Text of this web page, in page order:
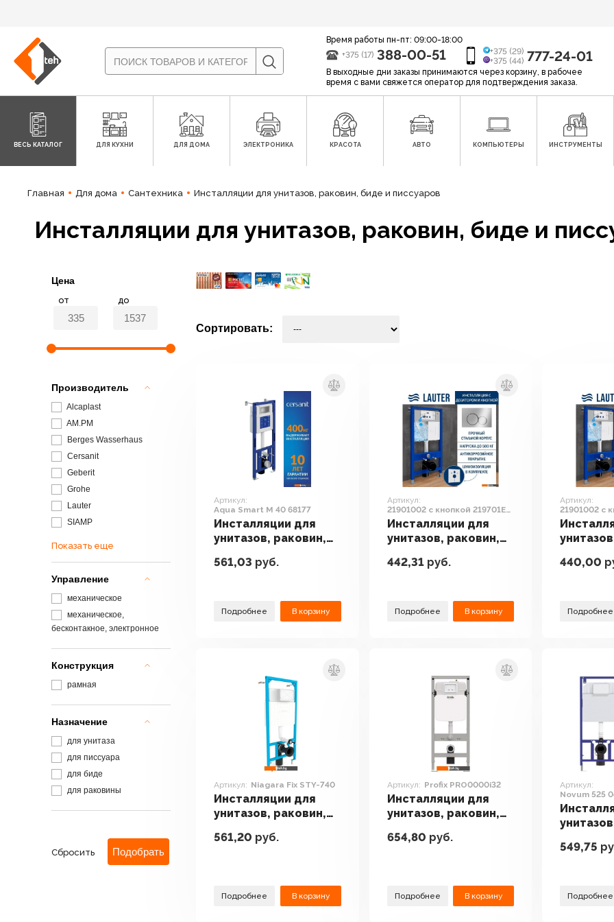
Время работы пн-пт: 09:00-18:00
+375 (17) 388-00-51
+375 (29)
+375 (44) 777-24-01
В выходные дни заказы принимаются через корзину, в рабочее
время с вами свяжется оператор для подтверждения заказа.
ВЕСЬ КАТАЛОГ ДЛЯ КУХНИ ДЛЯ ДОМА ЭЛЕКТРОНИКА КРАСОТА АВТО КОМПЬЮТЕРЫ ИНСТРУМЕНТЫ
Главная Для дома Сантехника Инсталляции для унитазов, раковин, биде и писсуаров
Инсталляции для унитазов, раковин, биде и
Цена
от до
Производитель
Alcaplast
AM.PM
Berges Wasserhaus
Cersanit
Geberit
Grohe
Lauter
SIAMP
Показать еще
Управление
механическое
механическое,
бесконтакное, электронное
Конструкция
рамная
Назначение
для унитаза
для писсуара
для биде
для раковины
Сбросить
Сортировать:
Артикул:
Aqua Smart M 40 68177
Инсталляции для
унитазов, раковин,
Cersanit Aqua Smart
561,03 руб.
Подробнее В корзину
Артикул:
21901002 с кнопкой 219701E
(хром)
Инсталляции для
унитазов, раковин,
Lauter 21901002 с
442,31руб.
Подробнее В корзину
Артикул:
21901002 с
(белый)
Lauter
440,00
Подробнее
Артикул: Niagara Fix STY-740
Инсталляции для
унитазов, раковин,
Styron Niagara Fix
561,20 руб.
Подробнее В корзину
Артикул: Profix PRO0000i32
Инсталляции для
унитазов, раковин,
IDDIS Profix
654,80 руб.
Подробнее В корзину
Артикул:
Novum 525
040044
Berges
549,75
Подробнее